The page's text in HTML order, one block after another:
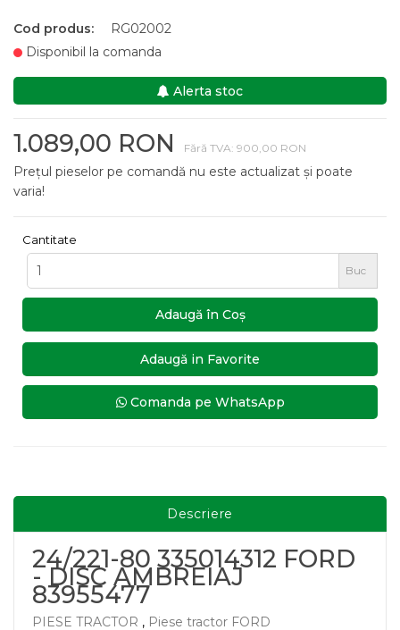
Cod produs:
RG02002
Disponibil la comanda
Alerta stoc
1.089,00 RON Fără TVA: 900,00 RON
Prețul pieselor pe comandă nu este actualizat și poate
varia!
Cantitate
Buc
Adaugă în Coş
Adaugă in Favorite
Comanda pe WhatsApp
Descriere
24/221-80 335014312 FORD
- DISC AMBREIAJ
83955477
PIESE TRACTOR , Piese tractor FORD